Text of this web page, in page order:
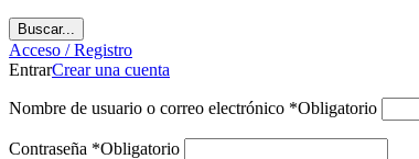
Buscar...
Acceso / Registro
EntrarCrear una cuenta
Nombre de usuario o correo electrónico *Obligatorio
Contraseña *Obligatorio